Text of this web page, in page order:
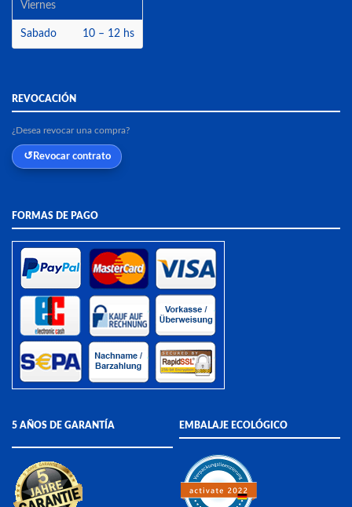
Viernes
Sabado 10 – 12 hs
REVOCACIÓN
¿Desea revocar una compra?
Revocar contrato
FORMAS DE PAGO
5 AÑOS DE GARANTÍA EMBALAJE ECOLÓGICO